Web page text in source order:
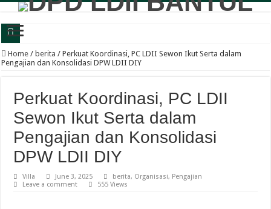
Panewu Anom Sanden Buka CAI LDII Bantul, Dorong Generasi Muda
Sambut Santri Baru, Pondok Pesantren Nur Aisyah Komitmen Cetak Generasi
LDII Tamantirto Gelar Festival Generus Sholeh, Siapkan Generasi Emas
Panewu Banguntapan dan Sejumlah Tokoh Apresiasi Bazar Rakyat LDII,
Terbuka untuk Umum, LDII Banguntapan Gelar Bazar Rakyat dan Bakti Sosial
Healthy Inside Man: Ratusan Generus Putra LDII Bantul Dibekali Pengelolaan
Home / berita / Perkuat Koordinasi, PC LDII Sewon Ikut Serta dalam
Pengajian dan Konsolidasi DPW LDII DIY
Perkuat Koordinasi, PC LDII
Sewon Ikut Serta dalam
Pengajian dan Konsolidasi
DPW LDII DIY
Villa June 3, 2025 berita, Organisasi, Pengajian
Leave a comment
555 Views